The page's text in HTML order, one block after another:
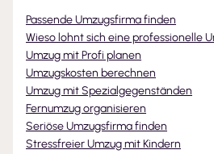
Passende Umzugsfirma finden
Wieso lohnt sich eine professionelle
Umzug mit Profi planen
Umzugskosten berechnen
Umzug mit Spezialgegenständen
Fernumzug organisieren
Seriöse Umzugsfirma finden
Stressfreier Umzug mit Kindern